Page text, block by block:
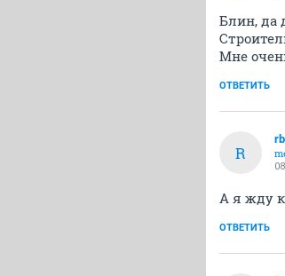
Блин, да
Мне
ОТВЕТИТЬ
R
А я жду
ОТВЕТИТЬ